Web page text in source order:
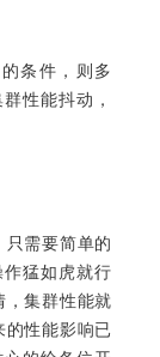
条件，则多
性能抖动，
需要简单的
猛如虎就行
，集群性能就
性能影响已